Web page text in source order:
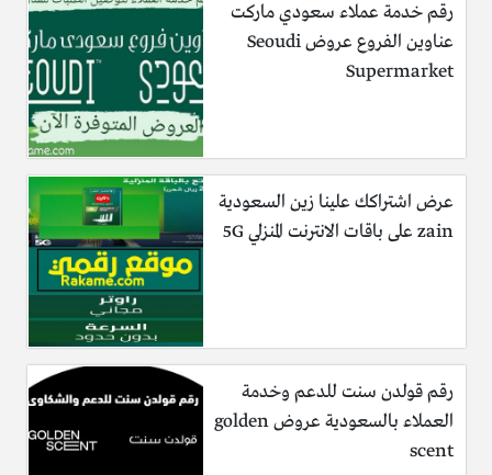
رقم خدمة عملاء سعودي ماركت
عناوين الفروع عروض Seoudi
Supermarket
عرض اشتراكك علينا زين السعودية
zain على باقات الانترنت المنزلي 5G
رقم قولدن سنت للدعم وخدمة
العملاء بالسعودية عروض golden
scent